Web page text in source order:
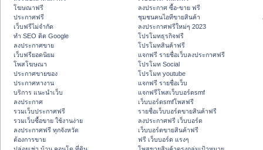
โฆษณาฟรี
ประกาศฟรี
เว็บฟรีไม่จำกัด
ทำ SEO ติด Google
ลงประกาศขาย
เว็บฟรียอดนิยม
โพสโฆษณา
ประกาศขายของ
ประกาศหางาน
บริการ แนะนำเว็บ
ลงประกาศ
รวมเว็บประกาศฟรี
รวมเว็บซื้อขาย ใช้งานง่าย
ลงประกาศฟรี ทุกจังหวัด
ต้องการขาย
ลงประกาศ ซื้อ-ขาย ฟรี
ชุมชนคนไอทีขายสินค้า
ลงประกาศฟรีใหม่ๆ 2023
โปรโมทธุรกิจฟรี
โปรโมทสินค้าฟรี
แจกฟรี รายชื่อเว็บลงประกาศฟรี
โปรโมท Social
โปรโมท youtube
แจกฟรี รายชื่อเว็บ
แจกฟรีโพสเว็บบอร์ดsmf
เว็บบอร์ดsmfโพสฟรี
รายชื่อเว็บบอร์ดขายสินค้าฟรี
ลงประกาศฟรี เว็บบอร์ด
เว็บบอร์ดขายสินค้าฟรี
ฟรี เว็บบอร์ด แรงๆ